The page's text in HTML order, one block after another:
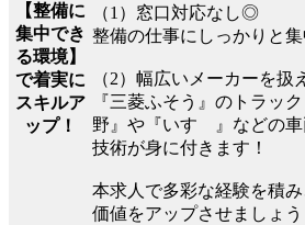
【整備に
集中でき
る環境】
で着実に
スキルア
ップ！
（1）窓口対応なし◎
整備の仕事にしっかりと集
（2）幅広いメーカーを扱
『三菱ふそう』のトラッ
野』や『いすゞ』などの
技術が身に付きます！
本求人で多彩な経験を積
価値をアップさせましょう